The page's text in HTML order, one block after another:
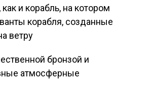
и корабль, на котором
корабля, созданные
ветру
бронзой и
атмосферные